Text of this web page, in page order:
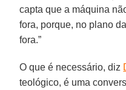
capta que a máquina
fora, porque, no plano
fora.”
O que é necessário, diz
teológico, é uma